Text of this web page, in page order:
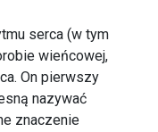
serca (w tym
wieńcowej,
On pierwszy
nazywać
znaczenie